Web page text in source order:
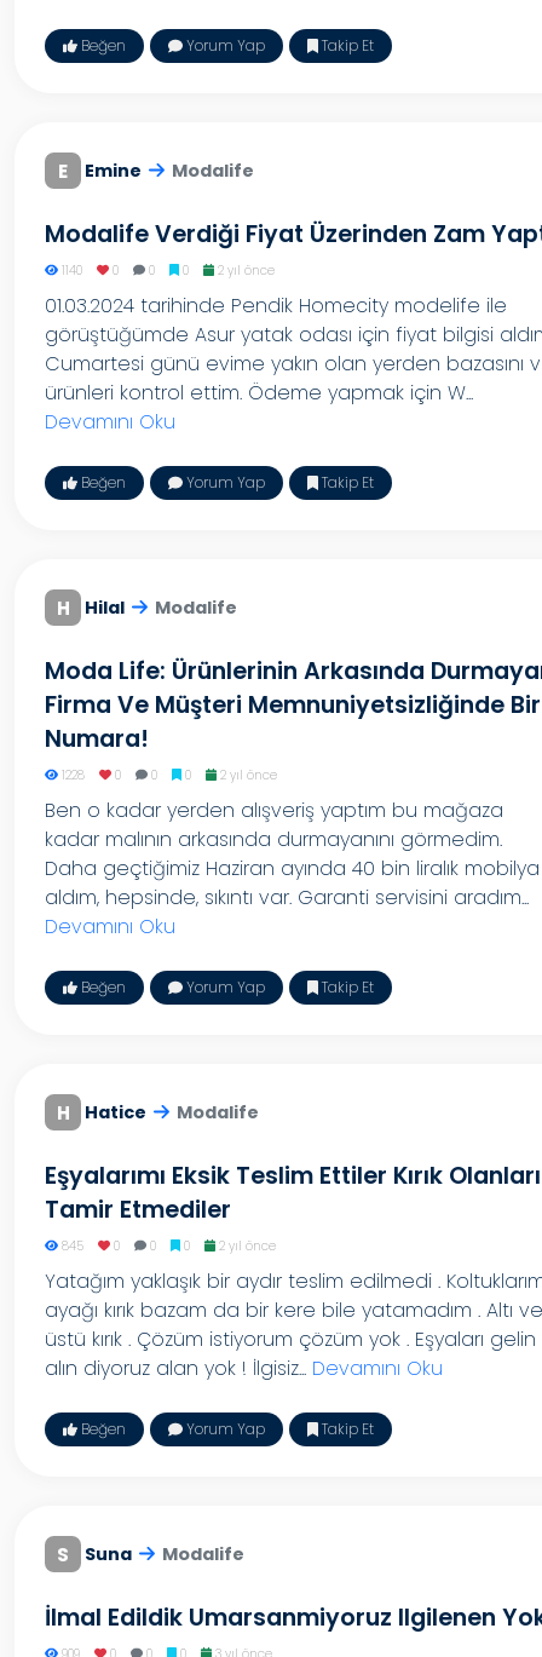
Beğen Yorum Yap Takip Et
E Emine Modalife
Modalife Verdiği Fiyat Üzerinden Zam
1140 0 0 0 2 yıl önce
01.03.2024 tarihinde Pendik Homecity modelife ile
görüştüğümde Asur yatak odası için fiyat bilgisi
Cumartesi günü evime yakın olan yerden bazasını
ürünleri kontrol ettim. Ödeme yapmak için W...
Devamını Oku
Beğen Yorum Yap Takip Et
H Hilal Modalife
Moda Life: Ürünlerinin Arkasında
Firma Ve Müşteri Memnuniyetsizliğinde Bir
Numara!
1228 0 0 0 2 yıl önce
Ben o kadar yerden alışveriş yaptım bu mağaza
kadar malının arkasında durmayanını görmedim.
Daha geçtiğimiz Haziran ayında 40 bin liralık mobilya
aldım, hepsinde, sıkıntı var. Garanti servisini aradım...
Devamını Oku
Beğen Yorum Yap Takip Et
H Hatice Modalife
Eşyalarımı Eksik Teslim Ettiler Kırık Olanları
Tamir Etmediler
845 0 0 0 2 yıl önce
Yatağım yaklaşık bir aydır teslim edilmedi .
ayağı kırık bazam da bir kere bile yatamadım . Altı ve
üstü kırık . Çözüm istiyorum çözüm yok . Eşyaları gelin
alın diyoruz alan yok ! İlgisiz... Devamını Oku
Beğen Yorum Yap Takip Et
S Suna Modalife
İlmal Edildik Umarsanmiyoruz Ilgilenen